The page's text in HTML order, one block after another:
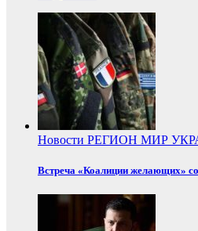
Новости РЕГИОН МИР
Встреча «Коалиции желающих»